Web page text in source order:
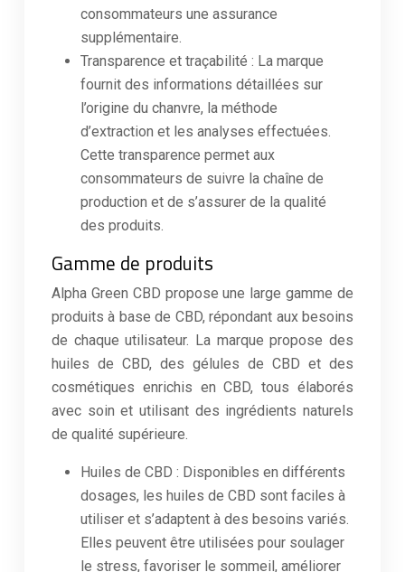
consommateurs une assurance
supplémentaire.
Transparence et traçabilité : La marque
fournit des informations détaillées sur
l’origine du chanvre, la méthode
d’extraction et les analyses effectuées.
Cette transparence permet aux
consommateurs de suivre la chaîne de
production et de s’assurer de la qualité
des produits.
Gamme de produits
Alpha Green CBD propose une large gamme de
produits à base de CBD, répondant aux besoins
de chaque utilisateur. La marque propose des
huiles de CBD, des gélules de CBD et des
cosmétiques enrichis en CBD, tous élaborés
avec soin et utilisant des ingrédients naturels
de qualité supérieure.
Huiles de CBD : Disponibles en différents
dosages, les huiles de CBD sont faciles à
utiliser et s’adaptent à des besoins variés.
Elles peuvent être utilisées pour soulager
le stress, favoriser le sommeil, améliorer